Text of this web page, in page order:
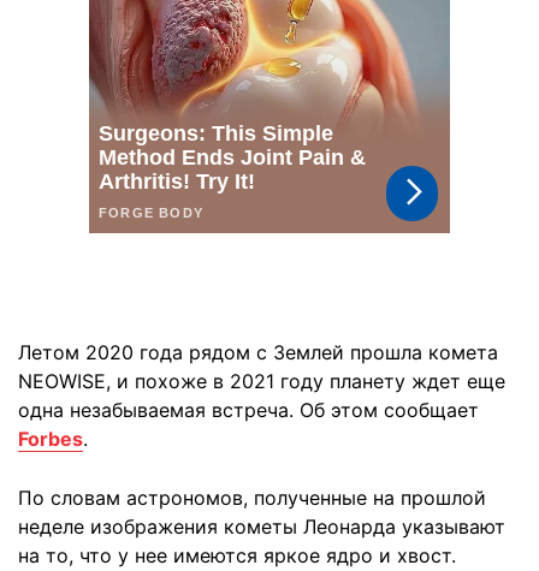
Летом 2020 года рядом с Землей прошла комета
NEOWISE, и похоже в 2021 году планету ждет еще
одна незабываемая встреча. Об этом сообщает
Forbes.
По словам астрономов, полученные на прошлой
неделе изображения кометы Леонарда указывают
на то, что у нее имеются яркое ядро и хвост.